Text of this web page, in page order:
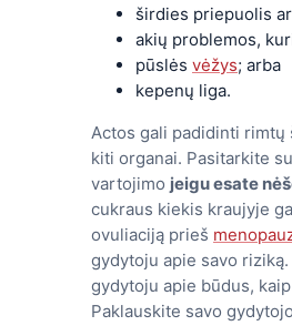
širdies priepuolis
akių problemos,
pūslės vėžys; arba
kepenų liga.
Actos gali padidinti
kiti organai. Pasitarkite
vartojimo jeigu esate
cukraus kiekis kraujyje
ovuliaciją prieš
gydytoju apie savo
gydytoju apie būdus,
Paklauskite savo